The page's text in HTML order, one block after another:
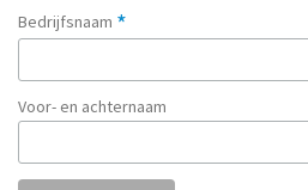
Bedrijfsnaam *
Voor- en achternaam